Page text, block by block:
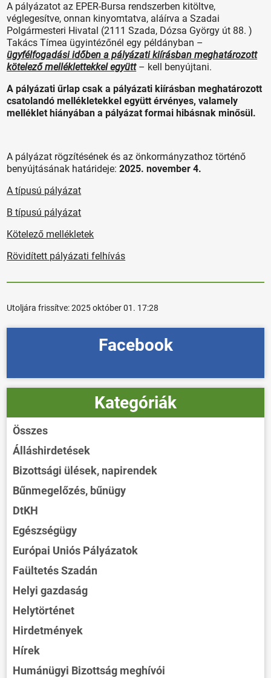
A pályázatot az EPER-Bursa rendszerben kitöltve,
véglegesítve, onnan kinyomtatva, aláírva a Szadai
Polgármesteri Hivatal (2111 Szada, Dózsa György út 88. )
Takács Tímea ügyintézőnél egy példányban –
ügyfélfogadási időben a pályázati kiírásban meghatározott
kötelező melléklettekkel együtt– kell benyújtani.
A pályázati űrlap csak a pályázati kiírásban meghatározott
csatolandó mellékletekkel együtt érvényes, valamely
melléklet hiányában a pályázat formai hibásnak minősül.
A pályázat rögzítésének és az önkormányzathoz történő
benyújtásának határideje:2025. november 4.
A típusú pályázat
B típusú pályázat
Kötelező mellékletek
Rövidített pályázati felhívás
Utoljára frissítve:2025 október 01. 17:28
Facebook
Kategóriák
Összes
Álláshirdetések
Bizottsági ülések, napirendek
Bűnmegelőzés, bűnügy
DtKH
Egészségügy
Európai Uniós Pályázatok
Faültetés Szadán
Helyi gazdaság
Helytörténet
Hirdetmények
Hírek
Humánügyi Bizottság meghívói